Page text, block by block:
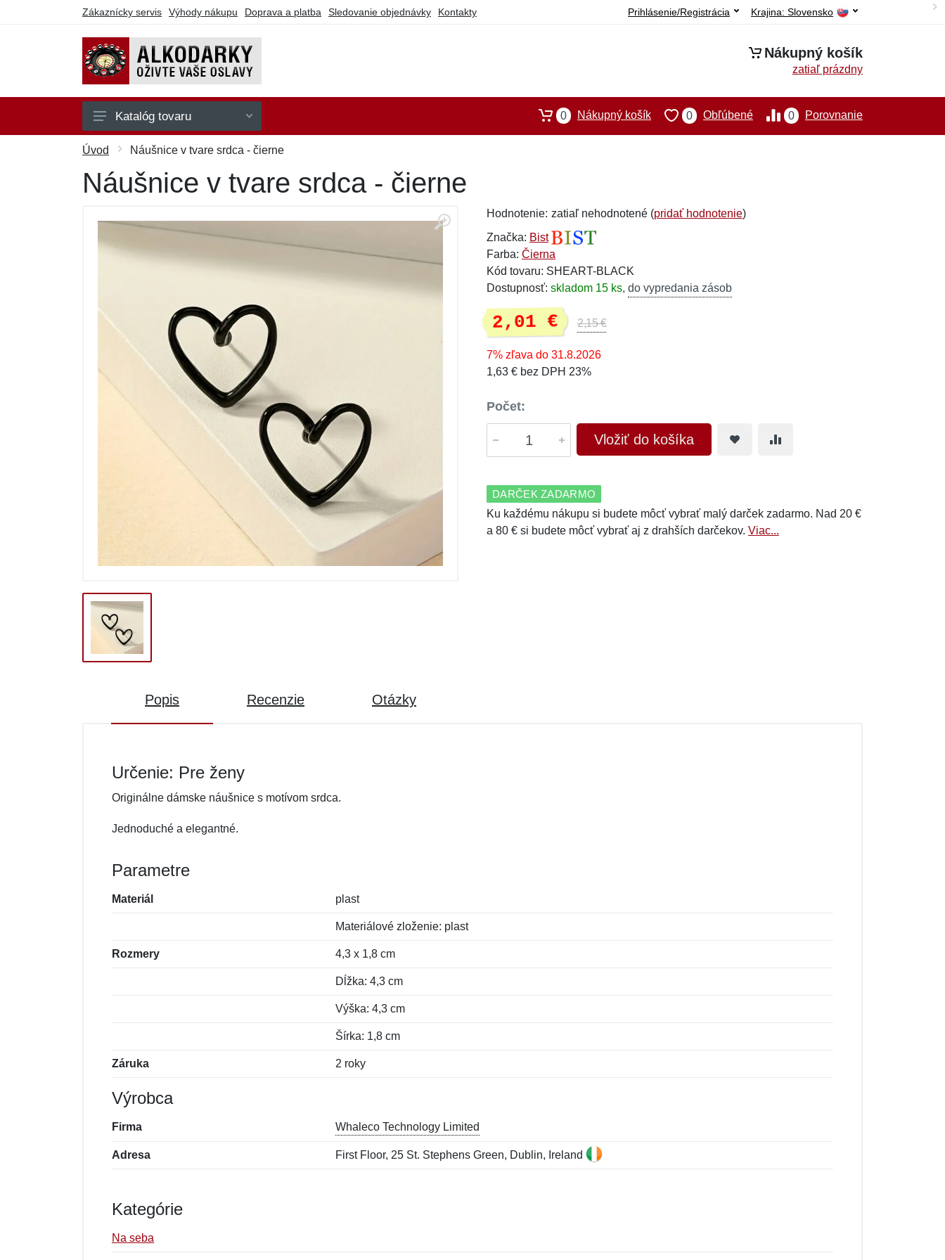
Zákaznícky servis Výhody nákupu Doprava a platba Sledovanie objednávky Kontakty Krajina: Slovensko
Prihlásenie/Registrácia
Nákupný košík
zatiaľ prázdny
Na hranie
Na party
Na seba
Ostatné
Katalóg tovaru 0 Porovnanie
0 Obľúbené
0 Nákupný košík
Úvod Náušnice v tvare srdca - čierne
Náušnice v tvare srdca - čierne
Hodnotenie: zatiaľ nehodnotené (pridať hodnotenie)
Značka: Bist
Farba: Čierna
Kód tovaru: SHEART-BLACK
Dostupnosť: skladom 15 ks, do vypredania zásob
2,01 € 2,15 €
7% zľava do 31.8.2026
1,63 € bez DPH 23%
Počet:
Vložiť do košíka
DARČEK ZADARMO
Ku každému nákupu si budete môcť vybrať malý darček zadarmo. Nad 20 €
a 80 € si budete môcť vybrať aj z drahších darčekov. Viac...
Popis Recenzie Otázky
Určenie: Pre ženy
Originálne dámske náušnice s motívom srdca.
Jednoduché a elegantné.
Parametre
Materiál plast
Materiálové zloženie: plast
Rozmery 4,3 x 1,8 cm
Dĺžka: 4,3 cm
Výška: 4,3 cm
Šírka: 1,8 cm
Záruka 2 roky
Výrobca
Firma Whaleco Technology Limited
Adresa First Floor, 25 St. Stephens Green, Dublin, Ireland
Kategórie
Na seba